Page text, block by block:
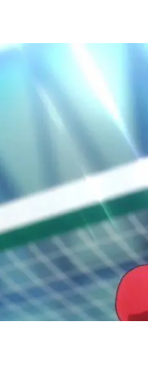
futuro
impredecible
nueva
adaptación
de
Capitán
Tsubasa